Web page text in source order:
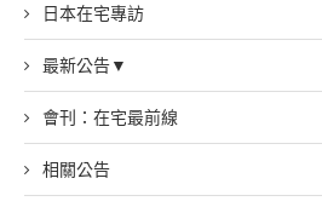
日本在宅專訪
最新公告▼
會刊：在宅最前線
相關公告